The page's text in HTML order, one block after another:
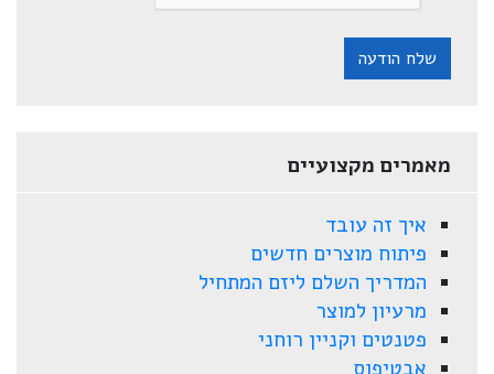
שלח הודעה
מאמרים מקצועיים
איך זה עובד
פיתוח מוצרים חדשים
המדריך השלם ליזם המתחיל
מרעיון למוצר
פטנטים וקניין רוחני